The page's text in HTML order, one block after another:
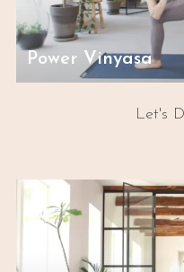
Power Vinyasa
Let's